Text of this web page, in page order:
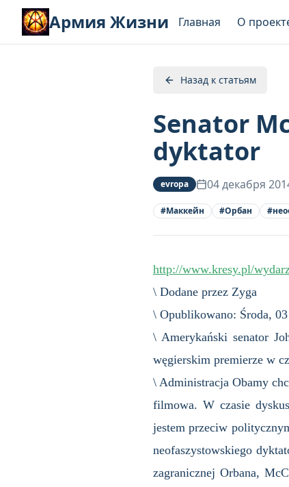
Армия Жизни Главная О
Назад к статьям
Senator
dyktator
evropa 04 декабря
#Маккейн #Орбан #
http://www.kresy.pl/
\ Dodane przez Zyga
\ Opublikowano: Środa,
\ Amerykański senator
węgierskim premierze w
\ Administracja Obamy
filmowa. W czasie
jestem przeciw
neofaszystowskiego
zagranicznej Orbana,